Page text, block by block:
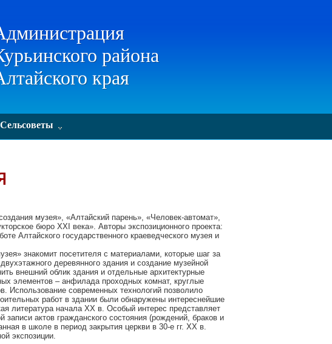
района
края
Сельсоветы
музея», «Алтайский парень», «Человек-автомат»,
бюро XXI века». Авторы экспозиционного проекта:
Алтайского государственного краеведческого музея и
знакомит посетителя с материалами, которые шаг за
деревянного здания и создание музейной
внешний облик здания и отдельные архитектурные
элементов – анфилада проходных комнат, круглые
Использование современных технологий позволило
работ в здании были обнаружены интереснейшие
литература начала XX в. Особый интерес представляет
записи актов гражданского состояния (рождений, браков и
в школе в период закрытия церкви в 30-е гг. XX в.
экспозиции.